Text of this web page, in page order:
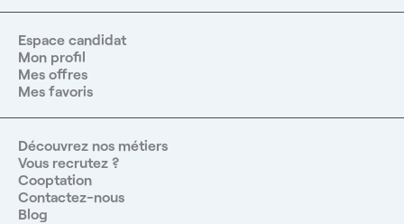
Espace candidat
Mon profil
Mes offres
Mes favoris
Découvrez nos métiers
Vous recrutez ?
Cooptation
Contactez-nous
Blog